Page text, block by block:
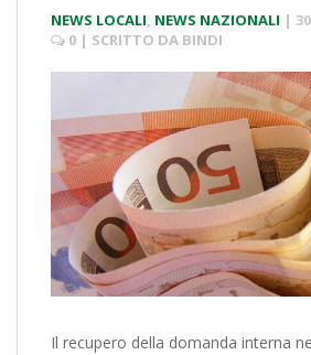
NEWS LOCALI, NEWS NAZIONALI |
0 | SCRITTO DA BINDI
Il recupero della domanda interna